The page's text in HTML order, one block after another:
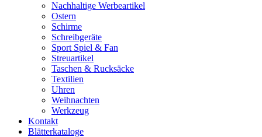
Nachhaltige Werbeartikel
Ostern
Schirme
Schreibgeräte
Sport Spiel & Fan
Streuartikel
Taschen & Rucksäcke
Textilien
Uhren
Weihnachten
Werkzeug
Kontakt
Blätterkataloge